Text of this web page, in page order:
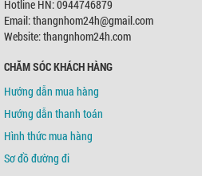
Hotline HN: 0944746879
Email: thangnhom24h@gmail.com
Website: thangnhom24h.com
CHĂM SÓC KHÁCH HÀNG
Hướng dẫn mua hàng
Hướng dẫn thanh toán
Hình thức mua hàng
Sơ đồ đường đi